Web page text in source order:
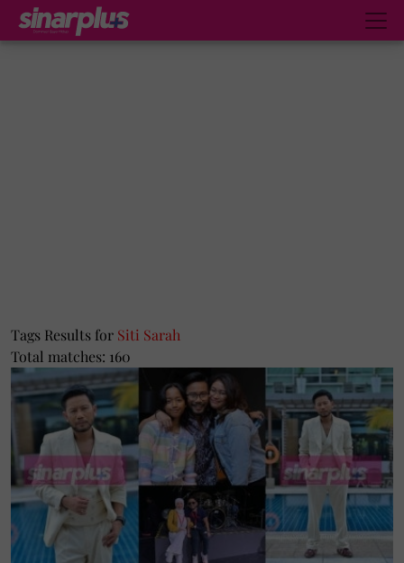
Tags Results for Siti Sarah
Total matches: 160